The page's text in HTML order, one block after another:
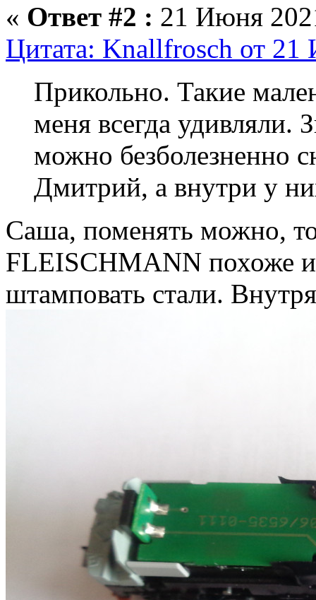
« Ответ #2 : 21 Июня
Цитата: Knallfrosch от
Прикольно. Такие
меня всегда удивляли.
можно безболезненно
Дмитрий, а внутри у
Саша, поменять можно,
FLEISCHMANN похоже
штамповать стали.